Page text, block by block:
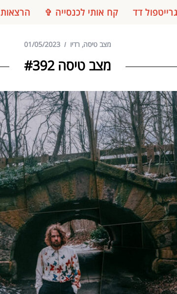
דד קח אותי לכנסייה ✞ הרצאות
מצב טיסה, רדיו 01/05/2023
מצב טיסה #392